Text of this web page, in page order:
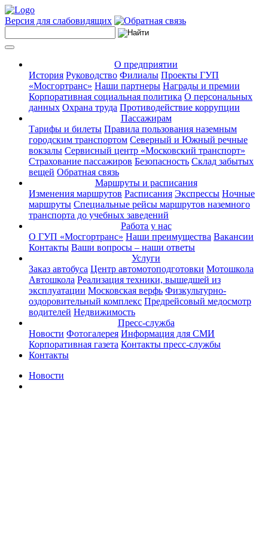
Версия для слабовидящих
О предприятии
История Руководство Филиалы Проекты ГУП
«Мосгортранс» Наши партнеры Награды и премии
Корпоративная социальная политика О персональных
данных Охрана труда Противодействие коррупции
Пассажирам
Тарифы и билеты Правила пользования наземным
городским транспортом Северный и Южный речные
вокзалы Сервисный центр «Московский транспорт»
Страхование пассажиров Безопасность Склад забытых
вещей Обратная связь
Маршруты и расписания
Изменения маршрутов Расписания Экспрессы Ночные
маршруты Специальные рейсы маршрутов наземного
транспорта до учебных заведений
Работа у нас
О ГУП «Мосгортранс» Наши преимущества Вакансии
Контакты Ваши вопросы – наши ответы
Услуги
Заказ автобуса Центр автомотоподготовки Мотошкола
Автошкола Реализация техники, вышедшей из
эксплуатации Московская верфь Физкультурно-
оздоровительный комплекс Предрейсовый медосмотр
водителей Недвижимость
Пресс-служба
Новости Фотогалерея Информация для СМИ
Корпоративная газета Контакты пресс-службы
Контакты
Новости